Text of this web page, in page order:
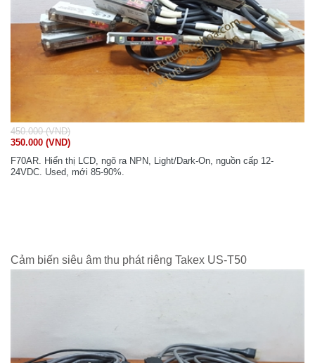
450.000 (VND)
350.000 (VND)
F70AR. Hiển thị LCD, ngõ ra NPN, Light/Dark-On, nguồn cấp 12-
24VDC. Used, mới 85-90%.
Cảm biến siêu âm thu phát riêng Takex US-T50